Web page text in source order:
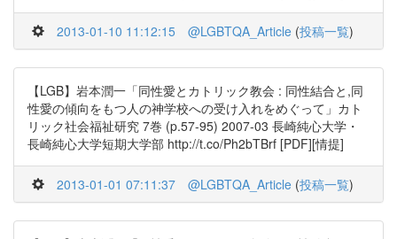
2013-01-10 11:12:15 @LGBTQA_Article (投稿一覧)
【LGB】岩本潤一「同性愛とカトリック教会 : 同性結合と,同
性愛の傾向をもつ人の神学校への受け入れをめぐって」カト
リック社会福祉研究 7巻 (p.57-95) 2007-03 長崎純心大学・
長崎純心大学短期大学部 http://t.co/Ph2bTBrf [PDF][情提]
2013-01-01 07:11:37 @LGBTQA_Article (投稿一覧)